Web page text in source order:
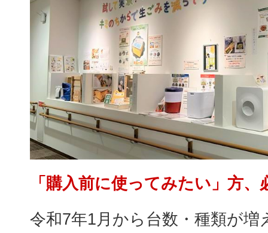
「購入前に使ってみたい」方、
令和7年1月から台数・種類が増